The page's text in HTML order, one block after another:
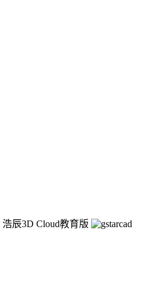
浩辰3D Cloud教育版